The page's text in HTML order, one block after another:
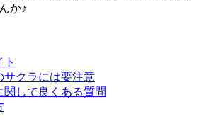
か♪
サクラには要注意
関して良くある質問